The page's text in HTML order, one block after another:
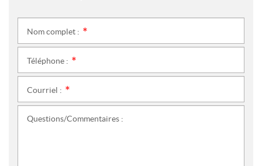
Nom complet :
Téléphone :
Courriel :
Questions/Commentaires :